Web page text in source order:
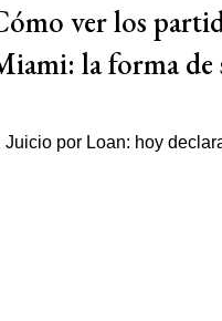
ver los
la forma de